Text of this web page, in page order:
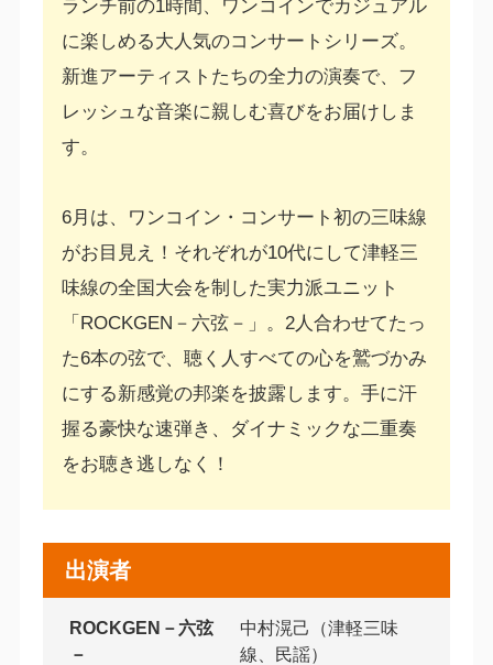
ランチ前の1時間、ワンコインでカジュアル
に楽しめる大人気のコンサートシリーズ。
新進アーティストたちの全力の演奏で、フ
レッシュな音楽に親しむ喜びをお届けしま
す。
6月は、ワンコイン・コンサート初の三味線
がお目見え！それぞれが10代にして津軽三
味線の全国大会を制した実力派ユニット
「ROCKGEN－六弦－」。2人合わせてたっ
た6本の弦で、聴く人すべての心を鷲づかみ
にする新感覚の邦楽を披露します。手に汗
握る豪快な速弾き、ダイナミックな二重奏
をお聴き逃しなく！
出演者
ROCKGEN－六弦
－
中村滉己（津軽三味
線、民謡）